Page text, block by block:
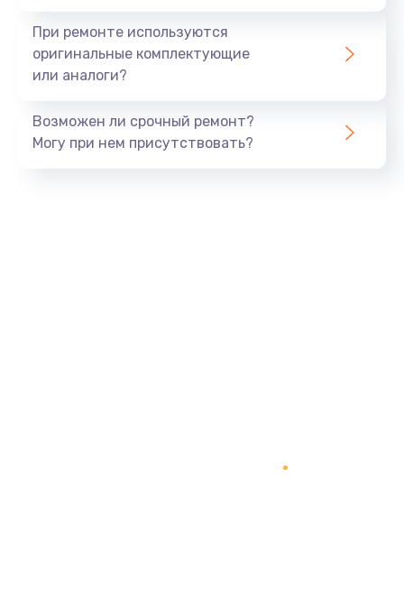
При ремонте используются
оригинальные комплектующие
или аналоги?
Возможен ли срочный ремонт?
Могу при нем присутствовать?